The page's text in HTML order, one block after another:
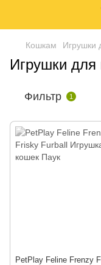
Кошкам Игрушки
Игрушки
Фильтр 1
PetPlay Feline Frenzy